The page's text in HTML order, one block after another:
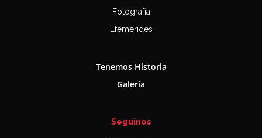
Fotografía
Efemérides
Tenemos Historia
Galería
Seguinos